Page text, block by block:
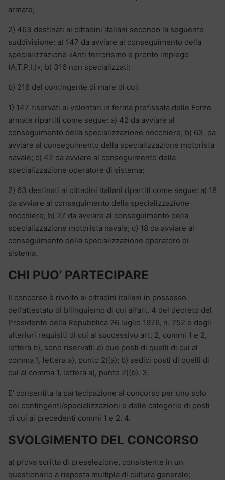
armate;
2) 463 destinati ai cittadini italiani secondo la seguente
suddivisione: a) 147 da avviare al conseguimento della
specializzazione «Anti terrorismo e pronto impiego
(A.T.P.I.)»; b) 316 non specializzati;
b) 216 del contingente di mare di cui:
1) 147 riservati ai volontari in ferma prefissata delle Forze
armate ripartiti come segue: a) 42 da avviare al
conseguimento della specializzazione nocchiere; b) 63 da
avviare al conseguimento della specializzazione motorista
navale; c) 42 da avviare al conseguimento della
specializzazione operatore di sistema;
2) 63 destinati ai cittadini italiani ripartiti come segue: a) 18
da avviare al conseguimento della specializzazione
nocchiere; b) 27 da avviare al conseguimento della
specializzazione motorista navale; c) 18 da avviare al
conseguimento della specializzazione operatore di
sistema.
CHI PUO’ PARTECIPARE
Il concorso è rivolto ai cittadini italiani in possesso
dell’attestato di bilinguismo di cui all’art. 4 del decreto del
Presidente della Repubblica 26 luglio 1976, n. 752 e degli
ulteriori requisiti di cui al successivo art. 2, commi 1 e 2,
lettera b), sono riservati: a) due posti di quelli di cui al
comma 1, lettera a), punto 2)(a); b) sedici posti di quelli di
cui al comma 1, lettera a), punto 2)(b). 3.
E’ consentita la partecipazione al concorso per uno solo
dei contingenti/specializzazioni e delle categorie di posti
di cui ai precedenti commi 1 e 2. 4.
SVOLGIMENTO DEL CONCORSO
a) prova scritta di preselezione, consistente in un
questionario a risposta multipla di cultura generale;